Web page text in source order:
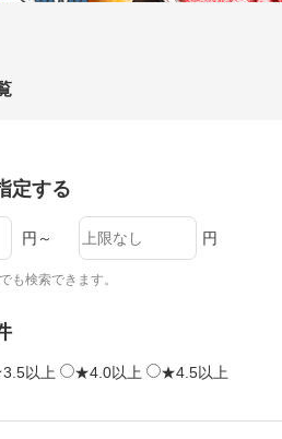
定する
円～ 円
も検索できます。
以上 ★4.0以上 ★4.5以上